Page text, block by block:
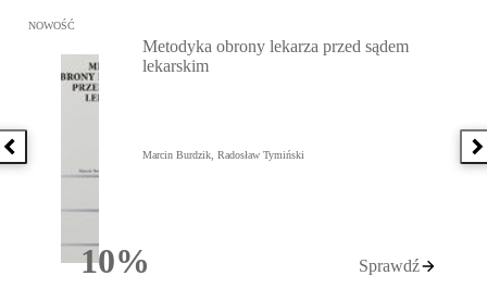
Poprzednia książka
Przejdź do: Metodyka obrony lekarza przed sądem lekarskim,
NOWOŚĆ
10%Rabatu
Metodyka obrony lekarza przed sądem
lekarskim
Marcin Burdzik, Radosław Tymiński
Sprawdź